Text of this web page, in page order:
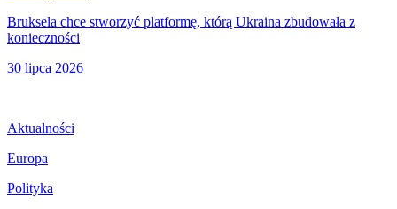
Bruksela chce stworzyć platformę, którą Ukraina zbudowała z
konieczności
30 lipca 2026
Aktualności
Europa
Polityka